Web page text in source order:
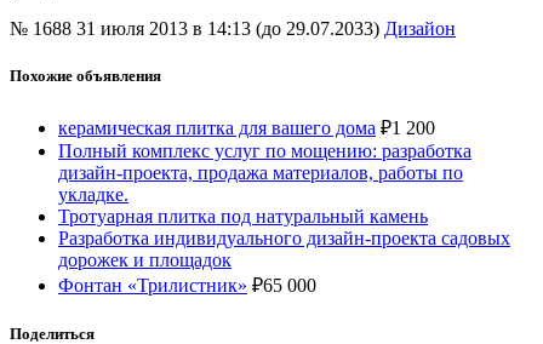
№ 1688 31 июля 2013 в 14:13 (до 29.07.2033) Дизайон
Похожие объявления
керамическая плитка для вашего дома ₽1 200
Полный комплекс услуг по мощению: разработка
дизайн-проекта, продажа материалов, работы по
укладке.
Тротуарная плитка под натуральный камень
Разработка индивидуального дизайн-проекта садовых
дорожек и площадок
Фонтан «Трилистник» ₽65 000
Поделиться